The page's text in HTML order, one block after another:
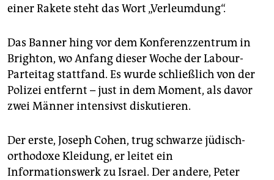
einer Rakete steht das Wort „Verleumdung“.
Das Banner hing vor dem Konferenzzentrum in
Brighton, wo Anfang dieser Woche der Labour-
Parteitag stattfand. Es wurde schließlich von der
Polizei entfernt – just in dem Moment, als davor
zwei Männer intensivst diskutieren.
Der erste, Joseph Cohen, trug schwarze jüdisch-
orthodoxe Kleidung, er leitet ein
Informationswerk zu Israel. Der andere, Peter